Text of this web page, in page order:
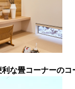
な畳コーナーのコ